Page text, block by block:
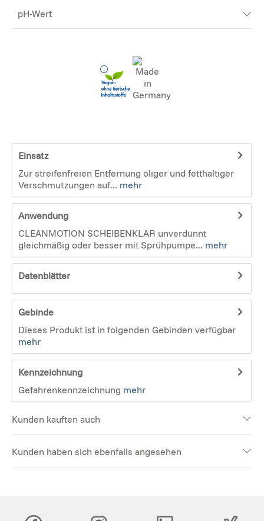
pH-Wert
Einsatz
Zur streifenfreien Entfernung öliger und fetthaltiger
Verschmutzungen auf... mehr
Anwendung
CLEANMOTION SCHEIBENKLAR unverdünnt
gleichmäßig oder besser mit Sprühpumpe... mehr
Datenblätter
Gebinde
Dieses Produkt ist in folgenden Gebinden verfügbar
mehr
Kennzeichnung
Gefahrenkennzeichnung mehr
Kunden kauften auch
Kunden haben sich ebenfalls angesehen